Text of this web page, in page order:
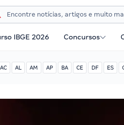
IBGE 2026 Concursos
AC AL AM AP BA CE DF ES